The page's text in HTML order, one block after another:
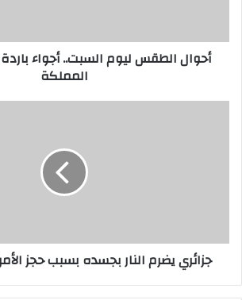
أحوال الطقس ليوم السبت.. أجواء
المملكة
جزائري يضرم النار بجسده بسبب حجز